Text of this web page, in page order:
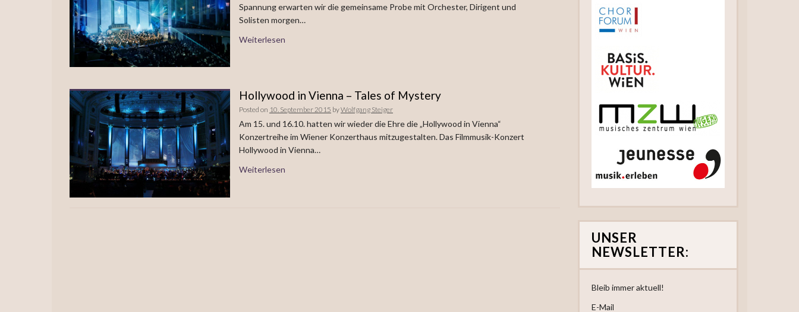
Spannung erwarten wir die gemeinsame Probe mit Orchester, Dirigent und
Solisten morgen…
Weiterlesen
Hollywood in Vienna – Tales of Mystery
Posted on 10. September 2015 byWolfgang Steiger
Am 15. und 16.10. hatten wir wieder die Ehre die „Hollywood in Vienna“
Konzertreihe im Wiener Konzerthaus mitzugestalten. Das Filmmusik-Konzert
Hollywood in Vienna…
Weiterlesen
UNSER
NEWSLETTER:
Bleib immer aktuell!
E-Mail